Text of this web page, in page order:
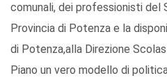
comunali, dei professionisti del
Provincia di Potenza e la
di Potenza,alla Direzione
Piano un vero modello di